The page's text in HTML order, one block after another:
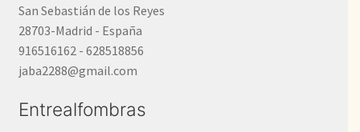
San Sebastián de los Reyes
28703-Madrid - España
916516162 - 628518856
jaba2288@gmail.com
Entrealfombras